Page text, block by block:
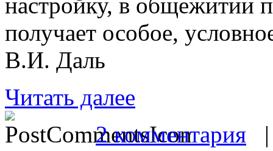
получает особое,
В.И. Даль
Читать далее
2 комментария